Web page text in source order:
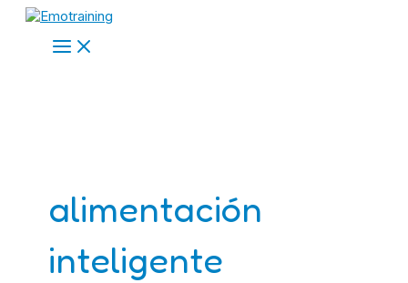
contenido
Menu
alimentación
inteligente
Comer
Pesa